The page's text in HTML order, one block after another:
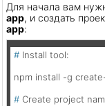
Для начала вам
app, и создать
app:
# Install tool:
# Create project